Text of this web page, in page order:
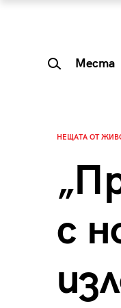
Места
НЕЩАТА ОТ
с